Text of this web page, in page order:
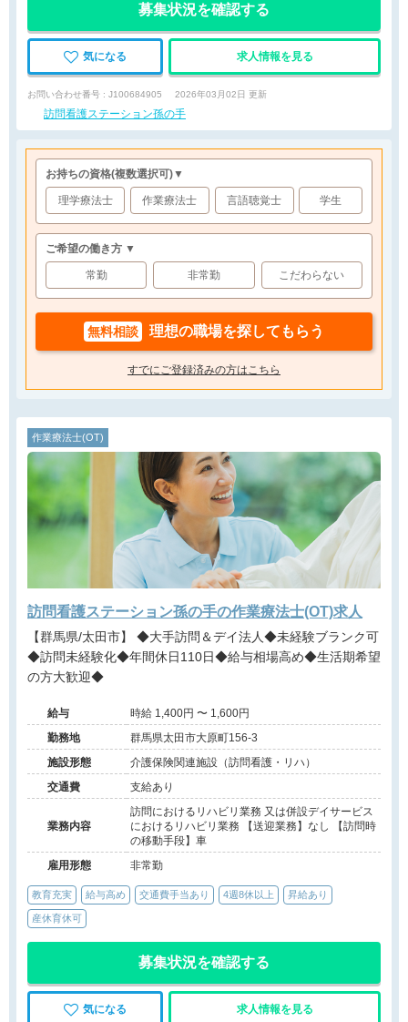
募集状況を確認する
気になる 求人情報を見る
お問い合わせ番号 : J100684905 2026年03月02日 更新
訪問看護ステーション孫の手
お持ちの資格(複数選択可)▼
理学療法士 作業療法士 言語聴覚士 学生
ご希望の働き方 ▼
常勤 非常勤 こだわらない
無料相談 理想の職場を探してもらう
すでにご登録済みの方はこちら
作業療法士(OT)
訪問看護ステーション孫の手の作業療法士(OT)求人
【群馬県/太田市】 ◆大手訪問＆デイ法人◆未経験ブランク可
◆訪問未経験化◆年間休日110日◆給与相場高め◆生活期希望
の方大歓迎◆
給与
時給 1,400円 〜 1,600円
勤務地
群馬県太田市大原町156-3
施設形態
介護保険関連施設（訪問看護・リハ）
交通費
支給あり
業務内容
訪問におけるリハビリ業務 又は併設デイサービス
におけるリハビリ業務 【送迎業務】なし 【訪問時
の移動手段】車
雇用形態
非常勤
教育充実 給与高め 交通費手当あり 4週8休以上 昇給あり
産休育休可
募集状況を確認する
気になる 求人情報を見る